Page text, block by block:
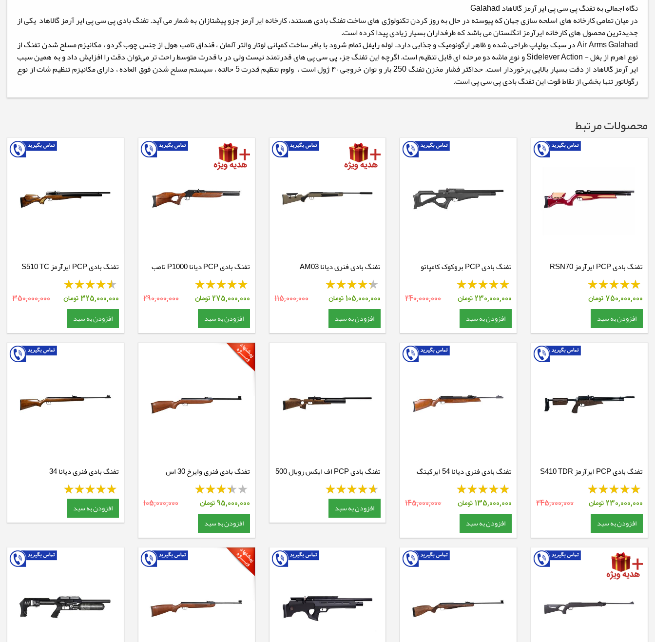
نگاه اجمالی به تفنگ پی سی پی ایر آرمز گالاهاد Galahad
در میان تمامی کارخانه های اسلحه سازی جهان که پیوسته در حال به روز کردن تکنولوژی های ساخت تفنگ بادی هستند، کارخانه ایر آرمز جزو پیشتازان به شمار می آید.تفنگ بادی پی سی پی ایر آرمز گالاهاد یکی از
جدیدترین محصول های کارخانه ایرآرمز انگلستان می باشد که طرفداران بسیار زیادی پیدا کرده است.
Air Arms Galahad در سبک بولپاپ طراحی شده و ظاهر ارگونومیک و جذابی دارد. لوله رایفل تمام شرود با بافر ساخت کمپانی لوتار والتر آلمان ، قنداق تامب هول از جنس چوب گردو ، مکانیزم مسلح شدن تفنگ از
نوع اهرم از بغل - Sidelever Action و نوع ماشه دو مرحله ای قابل تنظیم است. اگرچه این تفنگ جزء پی سی پی های قدرتمند نیست ولی در با قدرت متوسط راحت تر می‌توان دقت را افزایش داد و به همین سبب
ایر آرمز گالاهاد از دقت بسیار بالایی برخوردار است. حداکثر فشار مخزن تفنگ 250 بار و توان خروجی ۴۰ ژول است ، ولوم تنظیم قدرت 5 حالته ، سیستم مسلح شدن فوق العاده ، دارای مکانیزم تنظیم شات از نوع
رگولاتور تنها بخشی از نقاط قوت این تفنگ بادی پی سی پی است.
محصولات مرتبط
تفنگ بادی PCP ایرآرمز RSN70
750,000,000 تومان
افزودن به سبد
تفنگ بادی PCP بروکوک کامپاتو
230,000,000تومان 240,000,000
افزودن به سبد
تفنگ بادی فنری دیانا AM03
105,000,000 تومان 115,000,000
افزودن به سبد
تفنگ بادی PCP دیانا P1000 تامب
هول
275,000,000تومان 290,000,000
افزودن به سبد
تفنگ بادی PCP ایرآرمز S510 TC
دوسیلندر
325,000,000تومان 350,000,000
افزودن به سبد
تفنگ بادی PCP ایرآرمز S410 TDR
RH Walnut
230,000,000تومان 245,000,000
افزودن به سبد
تفنگ بادی فنری دیانا 54 ایرکینگ
135,000,000 تومان 145,000,000
افزودن به سبد
تفنگ بادی PCP اف ایکس رویال 500
افزودن به سبد
تفنگ بادی فنری وایرخ 30 اس
95,000,000تومان 105,000,000
افزودن به سبد
تفنگ بادی فنری دیانا 34
افزودن به سبد